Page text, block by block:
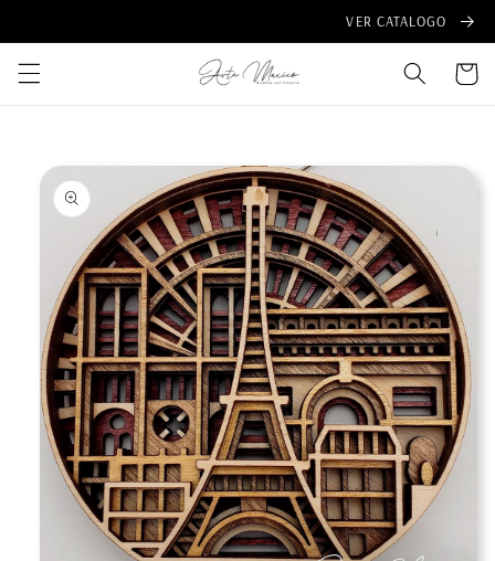
al contenido
VER CATALOGO
Carrito
directamente
información
del producto